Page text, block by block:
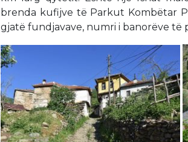
brenda kufijve të Parkut Kombëtar
gjatë fundjavave, numri i banorëve të